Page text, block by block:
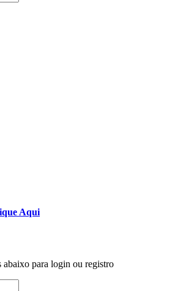
Aqui
abaixo para login ou registro